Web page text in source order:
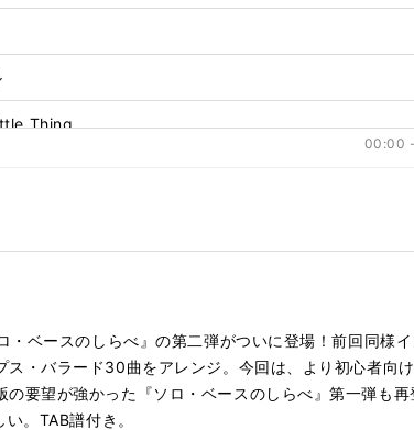
Thing
ールスターズ
イーグルス
00:00
ベースのしらべ』の第二弾がついに登場！前回同様
・バラード30曲をアレンジ。今回は、より初心者向
要望が強かった『ソロ・ベースのしらべ』第一弾も
。TAB譜付き。